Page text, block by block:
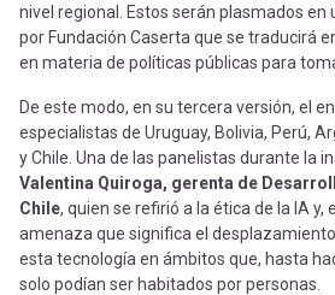
nivel regional. Estos serán plasmados en
por Fundación Caserta que se traducirá
en materia de políticas públicas para
De este modo, en su tercera versión, el
especialistas de Uruguay, Bolivia, Perú,
y Chile. Una de las panelistas durante la
Valentina Quiroga, gerenta de
Chile, quien se refirió a la ética de la IA y,
amenaza que significa el
esta tecnología en ámbitos que, hasta
solo podían ser habitados por personas.